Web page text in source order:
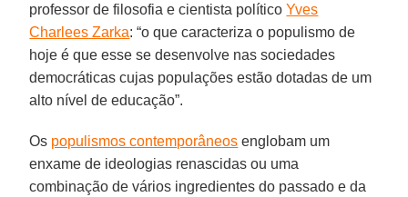
professor de filosofia e cientista políticoYves
Charlees Zarka: “o que caracteriza o populismo de
hoje é que esse se desenvolve nas sociedades
democráticas cujas populações estão dotadas de um
alto nível de educação”.
Os populismos contemporâneos englobam um
enxame de ideologias renascidas ou uma
combinação de vários ingredientes do passado e da